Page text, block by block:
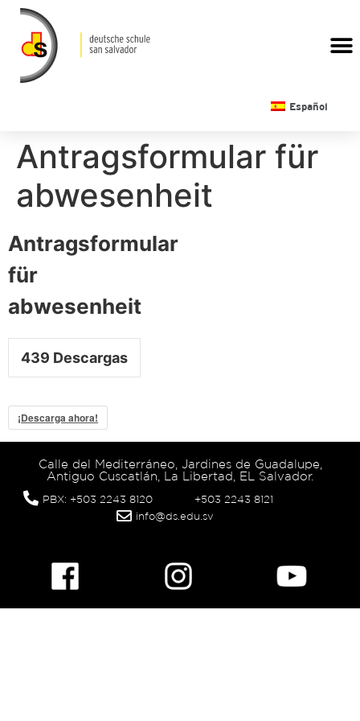
Español
Antragsformular für
abwesenheit
Antragsformular
für
abwesenheit
439 Descargas
¡Descarga ahora!
Calle del Mediterráneo, Jardines de Guadalupe,
Antiguo Cuscatlán, La Libertad, EL Salvador.
PBX: +503 2243 8120
+503 2243 8121
info@ds.edu.sv